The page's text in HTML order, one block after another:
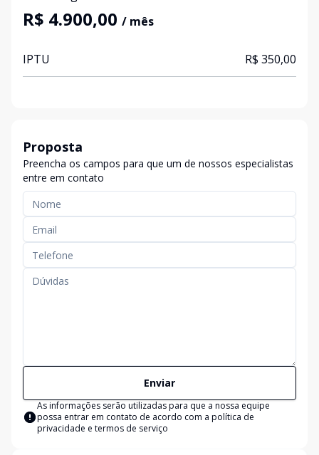
R$ 4.900,00 / mês
IPTU R$ 350,00
Proposta
Preencha os campos para que um de nossos especialistas
entre em contato
Enviar
As informações serão utilizadas para que a nossa equipe
possa entrar em contato de acordo com a política de
privacidade e termos de serviço